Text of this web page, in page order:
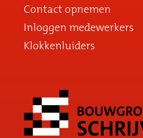
Contact opnemen
Inloggen medewerkers
Klokkenluiders